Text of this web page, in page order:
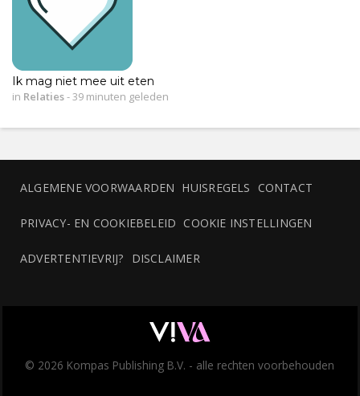
Ik mag niet mee uit eten
in Relaties- 39 minuten geleden
ALGEMENE VOORWAARDEN HUISREGELS CONTACT
PRIVACY- EN COOKIEBELEID COOKIE INSTELLINGEN
ADVERTENTIEVRIJ? DISCLAIMER
© 2026 Kompas Publishing B.V. - alle rechten voorbehouden